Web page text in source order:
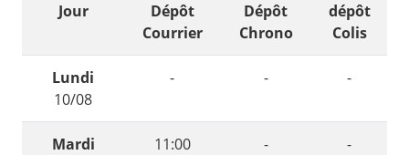
Jour
Dépôt
Courrier
Dépôt
Chrono
dépôt
Colis
Lundi
10/08
- - -
Mardi
11:00 - -